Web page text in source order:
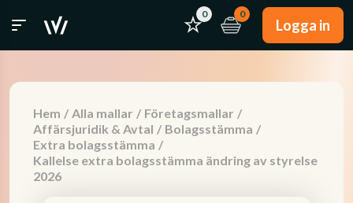
0 0
Logga in
Hem / Alla mallar / Företagsmallar /
Affärsjuridik & Avtal / Bolagsstämma /
Extra bolagsstämma /
Kallelse extra bolagsstämma ändring av styrelse
2026